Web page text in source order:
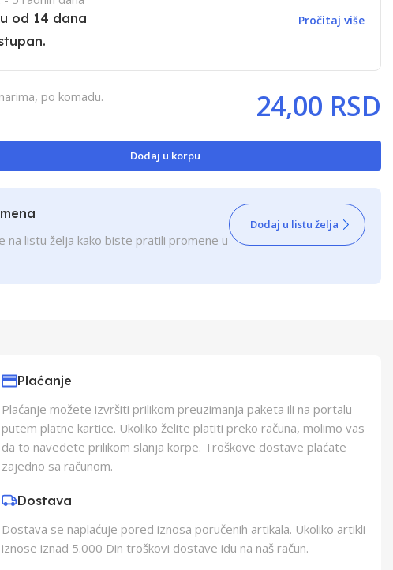
od 14 dana
Pročitaj više
po komadu. 24,00 RSD
Dodaj u korpu
na listu želja kako biste pratili promene u
Dodaj u listu želja
Plaćanje
Plaćanje možete izvršiti prilikom preuzimanja paketa ili na portalu
putem platne kartice. Ukoliko želite platiti preko računa, molimo vas
da to navedete prilikom slanja korpe. Troškove dostave plaćate
zajedno sa računom.
Dostava
Dostava se naplaćuje pored iznosa poručenih artikala. Ukoliko artikli
iznose iznad 5.000 Din troškovi dostave idu na naš račun.